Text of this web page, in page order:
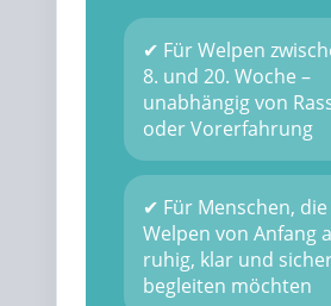
✔ Für Welpen
8. und 20. Woche –
unabhängig von
oder Vorerfahrung
✔ Für Menschen,
Welpen von Anfang
ruhig, klar und
begleiten möchten